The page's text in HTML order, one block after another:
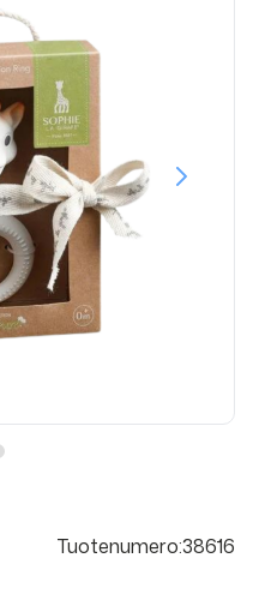
Tuotenumero:38616